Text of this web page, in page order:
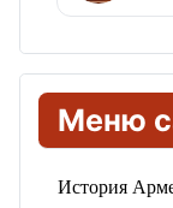
Меню
История